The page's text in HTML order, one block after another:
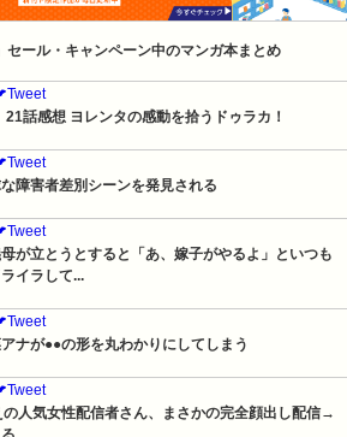
ール・キャンペーン中のマンガ本まとめ
21話感想 ヨレンタの感動を拾うドゥラカ！
障害者差別シーンを発見される
が立とうとすると「あ、嫁子がやるよ」といつも
イラして...
ナが●●の形を丸わかりにしてしまう
人気女性配信者さん、まさかの完全顔出し配信→